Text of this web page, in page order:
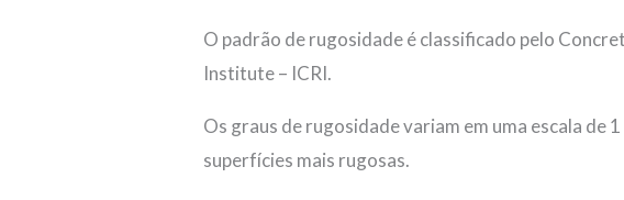
O padrão de rugosidade é classificado pelo
Institute – ICRI.
Os graus de rugosidade variam em uma escala de
superfícies mais rugosas.